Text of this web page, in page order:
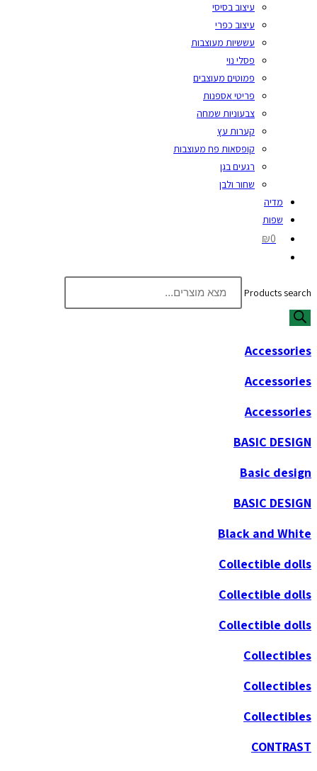
עיצוב בסיסי
עיצוב כפרי
עששיות מעוצבות
פסלי נוי
פמוטים מעוצבים
פריטי אספנות
צבעוניות שמחה
קערות עץ
קופסאות פח מעוצבות
רגעים בגן
שחור ולבן
מדיה
שפות
₪0
Products search
Accessories
Accessories
Accessories
BASIC DESIGN
Basic design
BASIC DESIGN
Black and White
Collectible dolls
Collectible dolls
Collectible dolls
Collectibles
Collectibles
Collectibles
CONTRAST